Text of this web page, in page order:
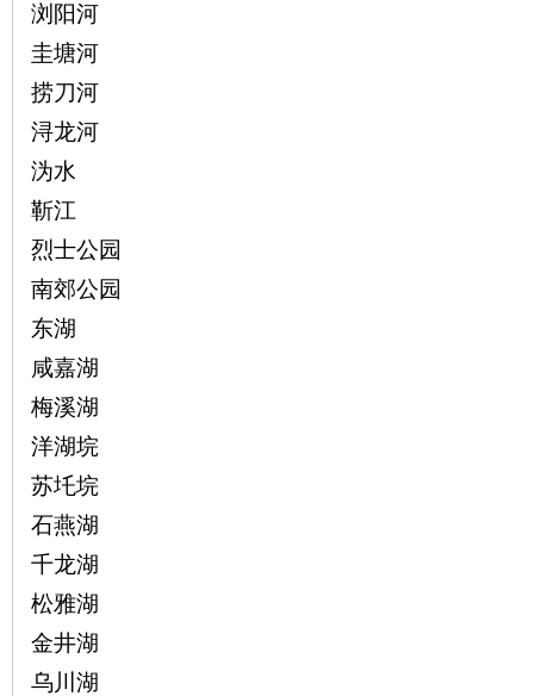
浏阳河
圭塘河
捞刀河
浔龙河
沩水
靳江
烈士公园
南郊公园
东湖
咸嘉湖
梅溪湖
洋湖垸
苏圫垸
石燕湖
千龙湖
松雅湖
金井湖
乌川湖